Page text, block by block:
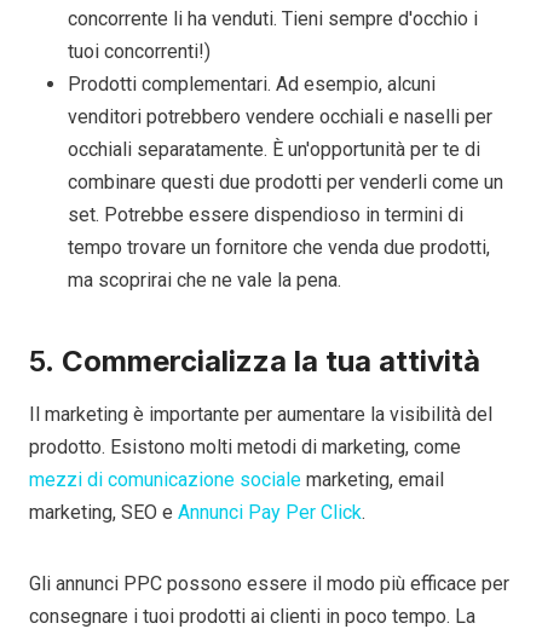
concorrente li ha venduti. Tieni sempre d'occhio i
tuoi concorrenti!)
Prodotti complementari. Ad esempio, alcuni
venditori potrebbero vendere occhiali e naselli per
occhiali separatamente. È un'opportunità per te di
combinare questi due prodotti per venderli come un
set. Potrebbe essere dispendioso in termini di
tempo trovare un fornitore che venda due prodotti,
ma scoprirai che ne vale la pena.
5. Commercializza la tua attività
Il marketing è importante per aumentare la visibilità del
prodotto. Esistono molti metodi di marketing, come
mezzi di comunicazione sociale marketing, email
marketing, SEO e Annunci Pay Per Click.
Gli annunci PPC possono essere il modo più efficace per
consegnare i tuoi prodotti ai clienti in poco tempo. La